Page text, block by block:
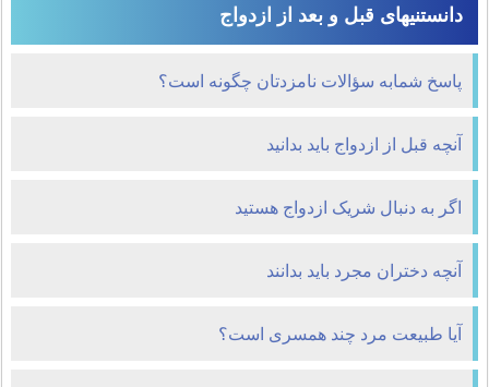
دانستنیهای قبل و بعد از ازدواج
پاسخ شمابه سؤالات نامزدتان چگونه است؟
آنچه قبل از ازدواج باید بدانید
اگر به دنبال شریک ازدواج هستید
آنچه دختران مجرد باید بدانند
آيا طبيعت مرد چند همسرى است؟